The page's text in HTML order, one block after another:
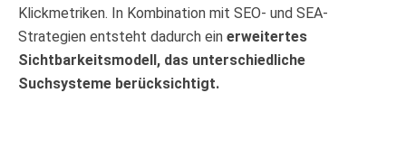
Klickmetriken. In Kombination mit SEO- und SEA-
Strategien entsteht dadurch ein erweitertes
Sichtbarkeitsmodell, das unterschiedliche
Suchsysteme berücksichtigt.